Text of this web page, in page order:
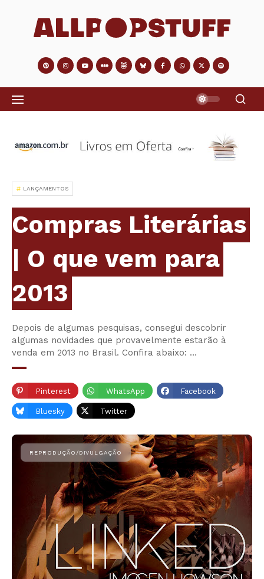
LANÇAMENTOS
Compras Literárias
| O que vem para
2013
Depois de algumas pesquisas, consegui descobrir
algumas novidades que provavelmente estarão à
venda em 2013 no Brasil. Confira abaixo: …
Pinterest WhatsApp Facebook
Bluesky Twitter